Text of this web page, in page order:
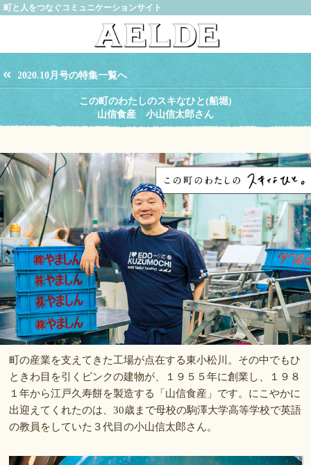
町と人をつなぐコミュニケーションサイト
2020.10月号の特集一覧へ
この町のわたしのスキなひと(船堀)
山信食産 小山信太郎さん
町の産業を支えてきた工場が点在する東小松川。その中でもひ
ときわ目を引くピンクの建物が、１９５５年に創業し、１９８
１年から江戸久寿餅を製造する「山信食産」です。にこやかに
出迎えてくれたのは、30歳まで母校の駒澤大学高等学校で英語
の教員をしていた３代目の小山信太郎さん。